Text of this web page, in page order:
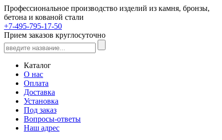
Профессиональное производство изделий из камня, бронзы,
бетона и кованой стали
+7-495-795-17-50
Прием заказов круглосуточно
Каталог
О нас
Оплата
Доставка
Установка
Под заказ
Вопросы-ответы
Наш адрес